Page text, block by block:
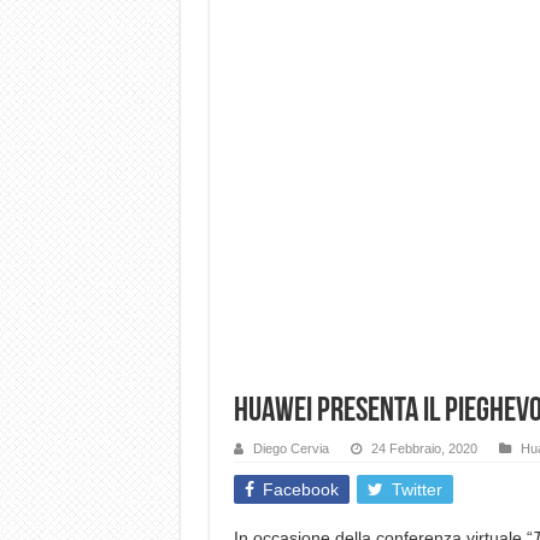
Huawei presenta il
Diego Cervia 24 Febbraio, 2020
Facebook Twitter